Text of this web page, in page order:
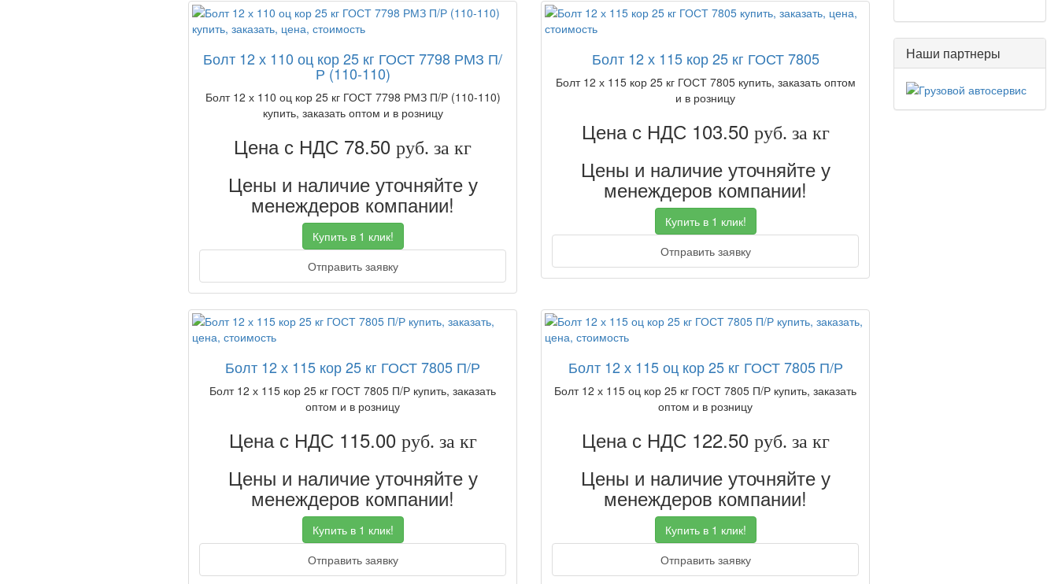
Болт 12 х 110 оц кор 25 кг ГОСТ 7798 РМЗ П/
Р (110-110)
Болт 12 х 110 оц кор 25 кг ГОСТ 7798 РМЗ П/Р (110-110)
купить, заказать оптом и в розницу
Цена с НДС 78.50 руб. за кг
Цены и наличие уточняйте у
менеждеров компании!
Купить в 1 клик!
Отправить заявку
Болт 12 х 115 кор 25 кг ГОСТ 7805
Болт 12 х 115 кор 25 кг ГОСТ 7805 купить, заказать оптом
и в розницу
Цена с НДС 103.50 руб. за кг
Цены и наличие уточняйте у
менеждеров компании!
Купить в 1 клик!
Отправить заявку
Болт 12 х 115 кор 25 кг ГОСТ 7805 П/Р
Болт 12 х 115 кор 25 кг ГОСТ 7805 П/Р купить, заказать
оптом и в розницу
Цена с НДС 115.00 руб. за кг
Цены и наличие уточняйте у
менеждеров компании!
Купить в 1 клик!
Отправить заявку
Болт 12 х 115 оц кор 25 кг ГОСТ 7805 П/Р
Болт 12 х 115 оц кор 25 кг ГОСТ 7805 П/Р купить, заказать
оптом и в розницу
Цена с НДС 122.50 руб. за кг
Цены и наличие уточняйте у
менеждеров компании!
Купить в 1 клик!
Отправить заявку
Наши партнеры